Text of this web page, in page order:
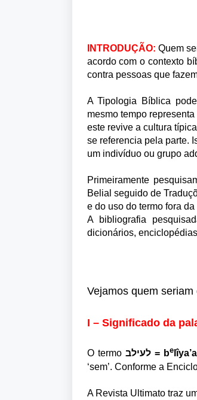
INTRODUÇÃO: Quem
acordo com o contexto
contra pessoas que
A Tipologia Bíblica
mesmo tempo
este revive a cultura
se referencia pela parte.
um indivíduo ou grupo
Primeiramente
Belial seguido de
e do uso do termo fora
A bibliografia
dicionários,
Vejamos quem
I – Significado da
O termo לעילב= be lîya’al
‘sem’. Conforme a
A Revista Ultimato traz